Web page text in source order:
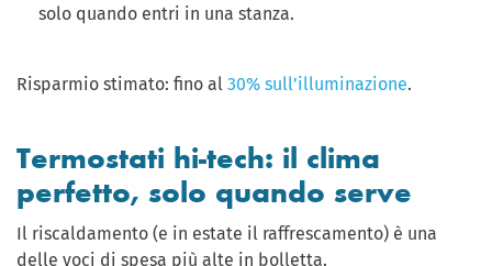
solo quando entri in una stanza.
Risparmio stimato: fino al 30% sull’illuminazione.
Termostati hi-tech: il clima
perfetto, solo quando serve
Il riscaldamento (e in estate il raffrescamento) è una
delle voci di spesa più alte in bolletta.